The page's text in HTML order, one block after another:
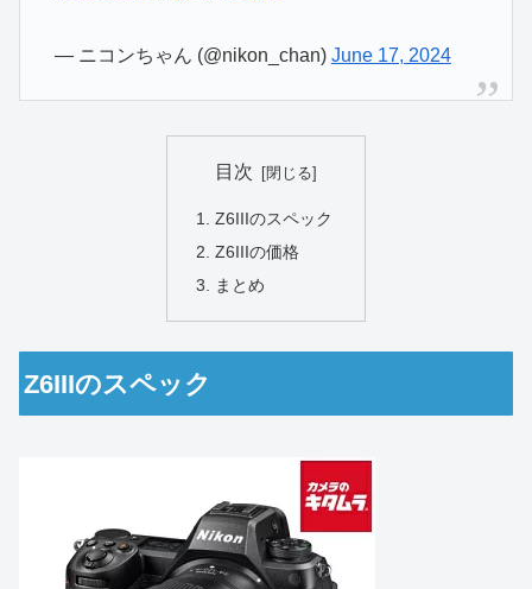
— ニコンちゃん (@nikon_chan) June 17, 2024
目次
Z6IIIのスペック
Z6IIIの価格
まとめ
Z6IIIのスペック